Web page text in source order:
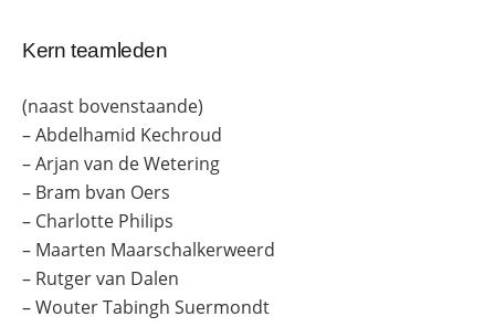
Kern teamleden
(naast bovenstaande)
– Abdelhamid Kechroud
– Arjan van de Wetering
– Bram bvan Oers
– Charlotte Philips
– Maarten Maarschalkerweerd
– Rutger van Dalen
– Wouter Tabingh Suermondt